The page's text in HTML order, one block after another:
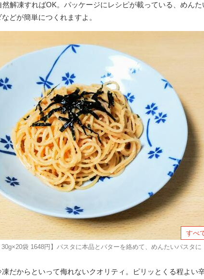
解凍すればOK。パッケージにレシピが載っている、めんた
どが簡単につくれますよ。
すべ
30g×20袋 1648円】パスタに本品とバターを絡めて、めんたいパスタに
だからといって侮れないクオリティ。ピリッとくる程よい辛